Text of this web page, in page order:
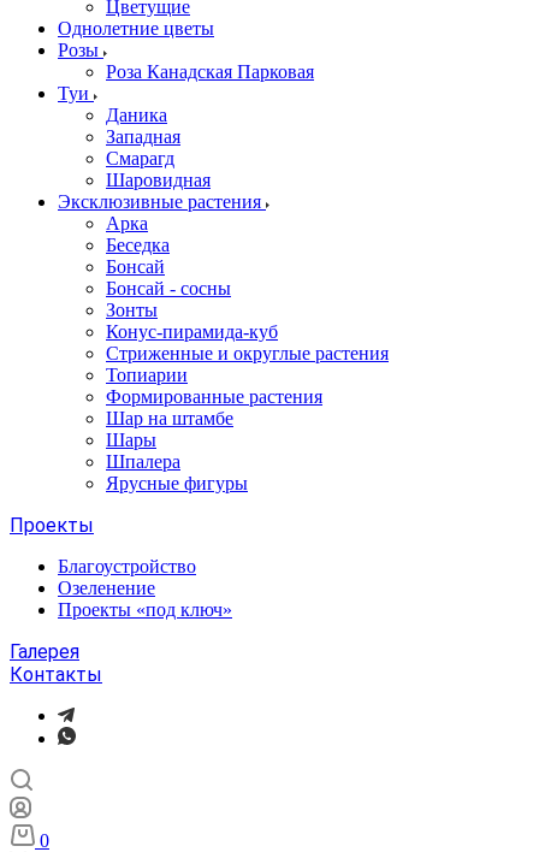
Цветущие
Однолетние цветы
Розы
Роза Канадская Парковая
Туи
Даника
Западная
Смарагд
Шаровидная
Эксклюзивные растения
Арка
Беседка
Бонсай
Бонсай - сосны
Зонты
Конус-пирамида-куб
Стриженные и округлые растения
Топиарии
Формированные растения
Шар на штамбе
Шары
Шпалера
Ярусные фигуры
Проекты
Благоустройство
Озеленение
Проекты «под ключ»
Галерея
Контакты
0